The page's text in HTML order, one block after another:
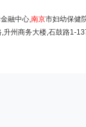
融中心,南京市妇幼保健
升州商务大楼,石鼓路1-